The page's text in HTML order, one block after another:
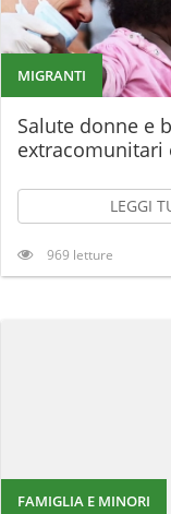
MIGRANTI
Salute donne e
extracomunitari
LEGGI
969 letture
FAMIGLIA E MINORI